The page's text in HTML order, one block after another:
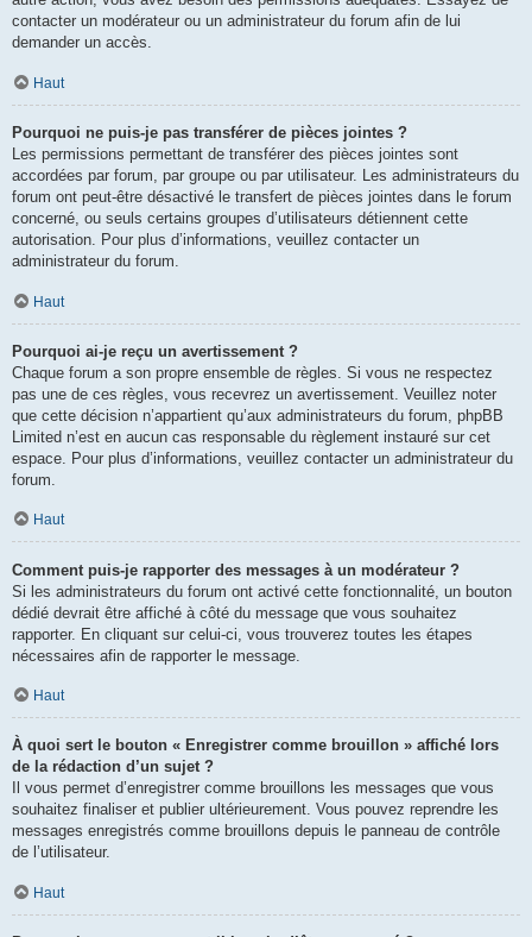
contacter un modérateur ou un administrateur du forum afin de lui
demander un accès.
Haut
Pourquoi ne puis-je pas transférer de pièces jointes ?
Les permissions permettant de transférer des pièces jointes sont
accordées par forum, par groupe ou par utilisateur. Les administrateurs du
forum ont peut-être désactivé le transfert de pièces jointes dans le forum
concerné, ou seuls certains groupes d’utilisateurs détiennent cette
autorisation. Pour plus d’informations, veuillez contacter un
administrateur du forum.
Haut
Pourquoi ai-je reçu un avertissement ?
Chaque forum a son propre ensemble de règles. Si vous ne respectez
pas une de ces règles, vous recevrez un avertissement. Veuillez noter
que cette décision n’appartient qu’aux administrateurs du forum, phpBB
Limited n’est en aucun cas responsable du règlement instauré sur cet
espace. Pour plus d’informations, veuillez contacter un administrateur du
forum.
Haut
Comment puis-je rapporter des messages à un modérateur ?
Si les administrateurs du forum ont activé cette fonctionnalité, un bouton
dédié devrait être affiché à côté du message que vous souhaitez
rapporter. En cliquant sur celui-ci, vous trouverez toutes les étapes
nécessaires afin de rapporter le message.
Haut
À quoi sert le bouton « Enregistrer comme brouillon » affiché lors
de la rédaction d’un sujet ?
Il vous permet d’enregistrer comme brouillons les messages que vous
souhaitez finaliser et publier ultérieurement. Vous pouvez reprendre les
messages enregistrés comme brouillons depuis le panneau de contrôle
de l’utilisateur.
Haut